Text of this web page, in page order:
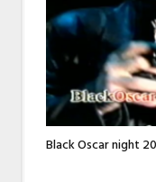
Black Oscar night